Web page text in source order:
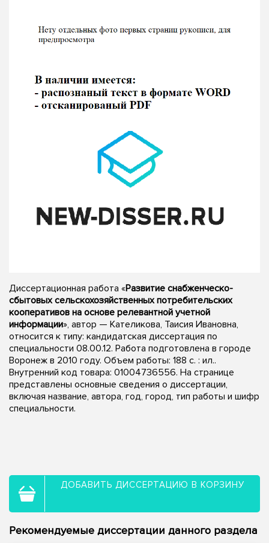
Диссертационная работа «Развитие снабженческо-
сбытовых сельскохозяйственных потребительских
кооперативов на основе релевантной учетной
информации», автор — Кателикова, Таисия Ивановна,
относится к типу: кандидатская диссертация по
специальности 08.00.12. Работа подготовлена в городе
Воронеж в 2010 году. Объем работы: 188 с. : ил..
Внутренний код товара: 01004736556. На странице
представлены основные сведения о диссертации,
включая название, автора, год, город, тип работы и шифр
специальности.
ДОБАВИТЬ ДИССЕРТАЦИЮ В КОРЗИНУ
Рекомендуемые диссертации данного раздела